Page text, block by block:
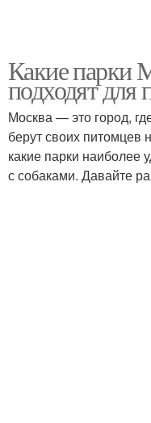
Какие парки
подходят для
Москва — это город,
берут своих питомцев
какие парки наиболее
с собаками. Давайте